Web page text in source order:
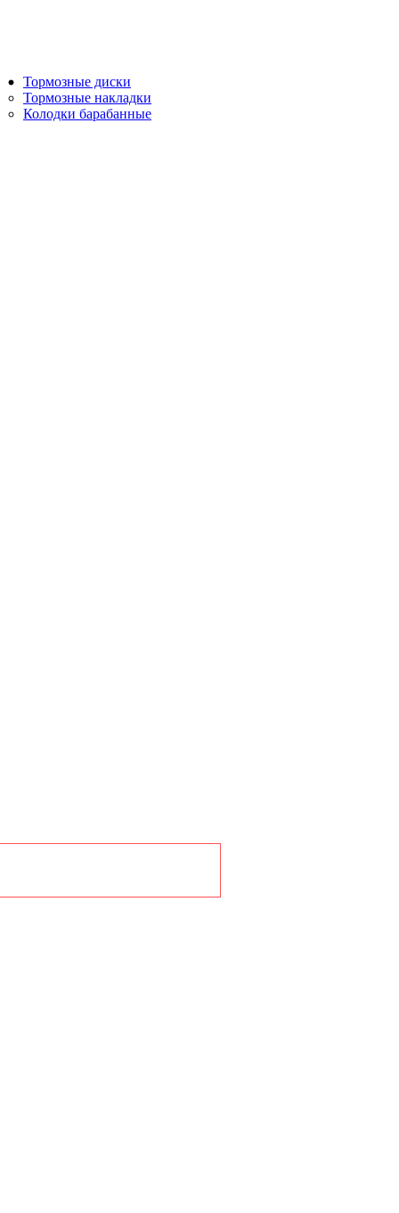
Тормозные диски
Тормозные накладки
Колодки барабанные